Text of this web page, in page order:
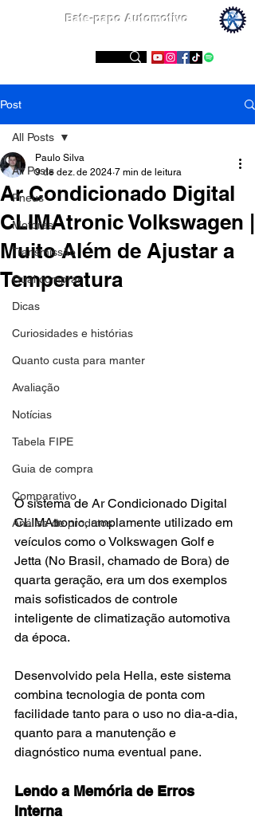
Bate-papo Automotivo
Post
All Posts
Pneus
Motores
Transmissão
Qual comprar
Dicas
Curiosidades e histórias
Quanto custa para manter
Avaliação
Notícias
Tabela FIPE
Guia de compra
Comparativo
Análise de produtos
All Posts
Ar Condicionado Digital
CLIMAtronic Volkswagen |
Muito Além de Ajustar a
Temperatura
Paulo Silva
9 de dez. de 2024 7 min de leitura
O sistema de Ar Condicionado Digital
CLIMAtronic, amplamente utilizado em
veículos como o Volkswagen Golf e
Jetta (No Brasil, chamado de Bora) de
quarta geração, era um dos exemplos
mais sofisticados de controle
inteligente de climatização automotiva
da época.
Desenvolvido pela Hella, este sistema
combina tecnologia de ponta com
facilidade tanto para o uso no dia-a-dia,
quanto para a manutenção e
diagnóstico numa eventual pane.
Lendo a Memória de Erros
Interna